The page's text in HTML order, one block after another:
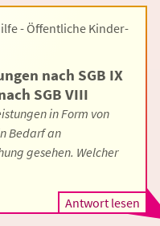
- Öffentliche Kinder-
nach SGB IX
SGB VIII
in Form von
Bedarf an
gesehen. Welcher
Antwort lesen